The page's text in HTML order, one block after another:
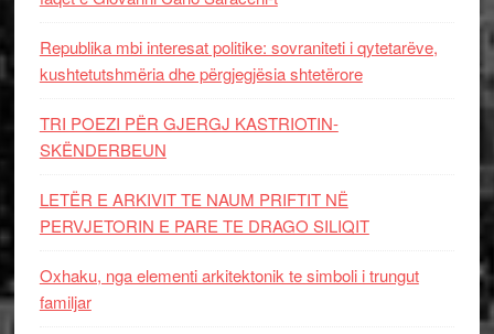
Republika mbi interesat politike: sovraniteti i qytetarëve,
kushtetutshmëria dhe përgjegjësia shtetërore
TRI POEZI PËR GJERGJ KASTRIOTIN-
SKËNDERBEUN
LETËR E ARKIVIT TE NAUM PRIFTIT NË
PERVJETORIN E PARE TE DRAGO SILIQIT
Oxhaku, nga elementi arkitektonik te simboli i trungut
familjar